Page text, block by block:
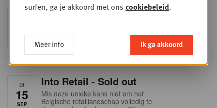
SEP
Foodservice - Joint
Intro to Negotiation: Succes aan de
onderhandelingstafel is geen toeval!
DI
15
SEP
Into Retail - Sold out
Mis deze unieke kans niet om het
Belgische retaillandschap volledig te
surfen, ga je akkoord met ons cookiebeleid.
Meer info Ik ga akkoord